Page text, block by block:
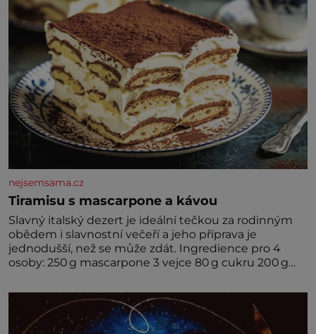
nejsemsama.cz
Tiramisu s mascarpone a kávou
Slavný italský dezert je ideální tečkou za rodinným
obědem i slavnostní večeří a jeho příprava je
jednodušší, než se může zdát. Ingredience pro 4
osoby: 250 g mascarpone 3 vejce 80 g cukru 200 g
amaretta kakao na posypání Postup: Oddělte
žloutky od bílků. Žloutky vyšlehejte s cukrem do
světlé pěny a postupně do nich vmíchejte